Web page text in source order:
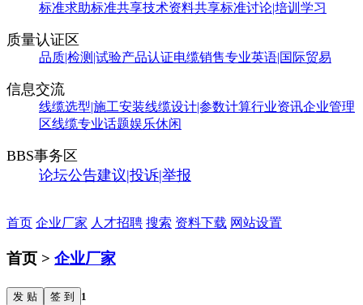
标准求助标准共享技术资料共享标准讨论|培训学习
质量认证区
品质|检测|试验产品认证电缆销售专业英语|国际贸易
信息交流
线缆选型|施工安装线缆设计|参数计算行业资讯企业管理
区线缆专业话题娱乐休闲
BBS事务区
论坛公告建议|投诉|举报
首页 企业厂家 人才招聘 搜索 资料下载 网站设置
首页 > 企业厂家
发 贴 签 到 1